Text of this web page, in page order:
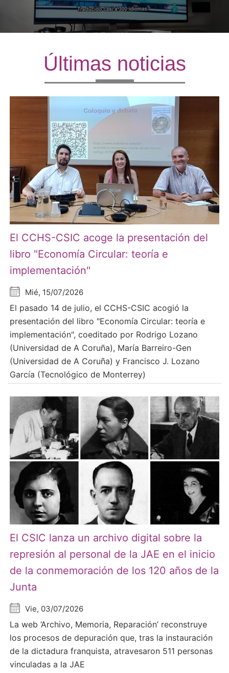
Últimas noticias
El CCHS-CSIC acoge la presentación del
libro "Economía Circular: teoría e
implementación"
Mié, 15/07/2026
El pasado 14 de julio, el CCHS-CSIC acogió la
presentación del libro "Economía Circular: teoría e
implementación", coeditado por Rodrigo Lozano
(Universidad de A Coruña), María Barreiro-Gen
(Universidad de A Coruña) y Francisco J. Lozano
García (Tecnológico de Monterrey)
El CSIC lanza un archivo digital sobre la
represión al personal de la JAE en el inicio
de la conmemoración de los 120 años de la
Junta
Vie, 03/07/2026
La web ‘Archivo, Memoria, Reparación’ reconstruye
los procesos de depuración que, tras la instauración
de la dictadura franquista, atravesaron 511 personas
vinculadas a la JAE